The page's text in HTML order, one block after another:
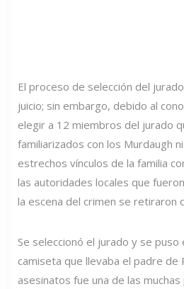
El proceso de selección del
juicio; sin embargo, debido al
elegir a 12 miembros del jurado
familiarizados con los Murdaugh
estrechos vínculos de la familia
las autoridades locales que
la escena del crimen se retiraron
Se seleccionó el jurado y se puso
camiseta que llevaba el padre de
asesinatos fue una de las